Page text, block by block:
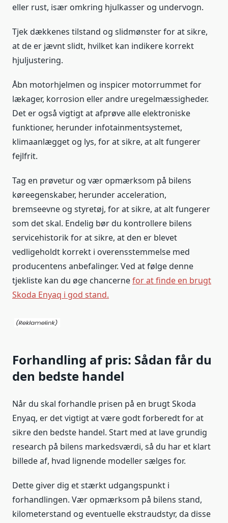
eller rust, især omkring hjulkasser og undervogn.
Tjek dækkenes tilstand og slidmønster for at sikre,
at de er jævnt slidt, hvilket kan indikere korrekt
hjuljustering.
Åbn motorhjelmen og inspicer motorrummet for
lækager, korrosion eller andre uregelmæssigheder.
Det er også vigtigt at afprøve alle elektroniske
funktioner, herunder infotainmentsystemet,
klimaanlægget og lys, for at sikre, at alt fungerer
fejlfrit.
Tag en prøvetur og vær opmærksom på bilens
køreegenskaber, herunder acceleration,
bremseevne og styretøj, for at sikre, at alt fungerer
som det skal. Endelig bør du kontrollere bilens
servicehistorik for at sikre, at den er blevet
vedligeholdt korrekt i overensstemmelse med
producentens anbefalinger. Ved at følge denne
tjekliste kan du øge chancernefor at finde en brugt
Skoda Enyaq i god stand.
Forhandling af pris: Sådan får du
den bedste handel
Når du skal forhandle prisen på en brugt Skoda
Enyaq, er det vigtigt at være godt forberedt for at
sikre den bedste handel. Start med at lave grundig
research på bilens markedsværdi, så du har et klart
billede af, hvad lignende modeller sælges for.
Dette giver dig et stærkt udgangspunkt i
forhandlingen. Vær opmærksom på bilens stand,
kilometerstand og eventuelle ekstraudstyr, da disse